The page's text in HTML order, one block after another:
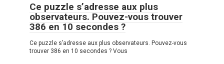
Ce puzzle s’adresse aux plus
observateurs. Pouvez-vous trouver
386 en 10 secondes ?
Ce puzzle s’adresse aux plus observateurs. Pouvez-vous
trouver 386 en 10 secondes ? Vous